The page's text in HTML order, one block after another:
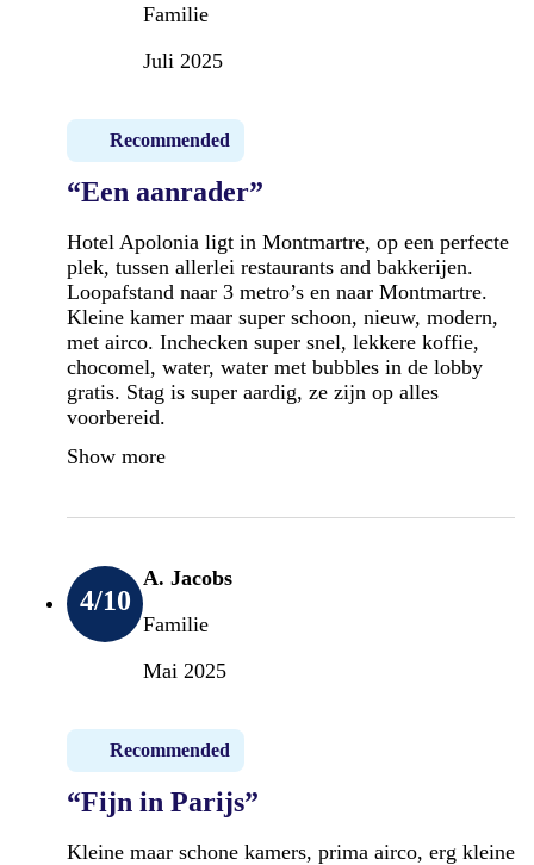
Familie
Juli 2025
Recommended
“Een aanrader”
Hotel Apolonia ligt in Montmartre, op een perfecte
plek, tussen allerlei restaurants and bakkerijen.
Loopafstand naar 3 metro’s en naar Montmartre.
Kleine kamer maar super schoon, nieuw, modern,
met airco. Inchecken super snel, lekkere koffie,
chocomel, water, water met bubbles in de lobby
gratis. Stag is super aardig, ze zijn op alles
voorbereid.
Show more
4/10
A. Jacobs
Familie
Mai 2025
Recommended
“Fijn in Parijs”
Kleine maar schone kamers, prima airco, erg kleine